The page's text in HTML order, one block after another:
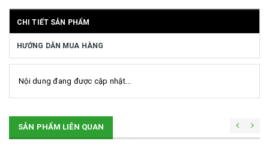
CHI TIẾT SẢN PHẨM
HƯỚNG DẪN MUA HÀNG
Nội dung đang được cập nhật...
SẢN PHẨM LIÊN QUAN